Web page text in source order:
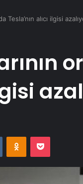
Tesla’nın alıcı ilgisi
VKontakteOdnoklassniki
Pocket